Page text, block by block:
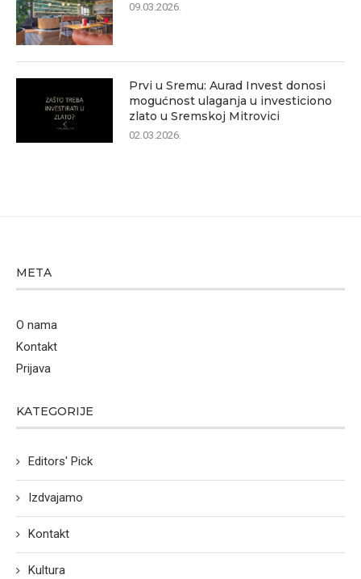
09.03.2026.
Prvi u Sremu: Aurad Invest donosi
mogućnost ulaganja u investiciono
zlato u Sremskoj Mitrovici
02.03.2026.
META
O nama
Kontakt
Prijava
KATEGORIJE
Editors' Pick
Izdvajamo
Kontakt
Kultura